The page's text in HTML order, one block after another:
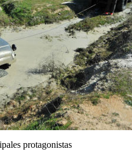
protagonistas